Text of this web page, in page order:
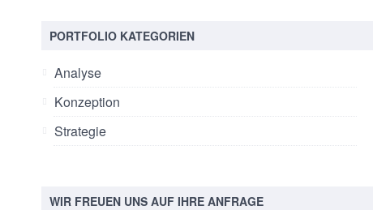
PORTFOLIO KATEGORIEN
Analyse
Konzeption
Strategie
WIR FREUEN UNS AUF IHRE ANFRAGE